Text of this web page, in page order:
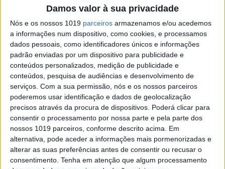
Damos valor à sua privacidade
Nós e os nossos 1019 parceiros armazenamos e/ou acedemos
a informações num dispositivo, como cookies, e processamos
dados pessoais, como identificadores únicos e informações
padrão enviadas por um dispositivo para publicidade e
conteúdos personalizados, medição de publicidade e
conteúdos, pesquisa de audiências e desenvolvimento de
serviços. Com a sua permissão, nós e os nossos parceiros
poderemos usar identificação e dados de geolocalização
precisos através da procura de dispositivos. Poderá clicar para
consentir o processamento por nossa parte e pela parte dos
nossos 1019 parceiros, conforme descrito acima. Em
alternativa, pode aceder a informações mais pormenorizadas e
alterar as suas preferências antes de consentir ou recusar o
consentimento. Tenha em atenção que algum processamento
OPINIÃO
Para um pensamento ético e crítico
que combata a desinformação
ideológica
Num mundo de novas forças ideológicas, que
procuram calar o saber crítico e manipular as
consciências em favor dos interesses de algumas
elites político-económicas e socio-culturais, é
necessário voltar a dar mais atenção à
importância da filosofia nos planos nacionais de